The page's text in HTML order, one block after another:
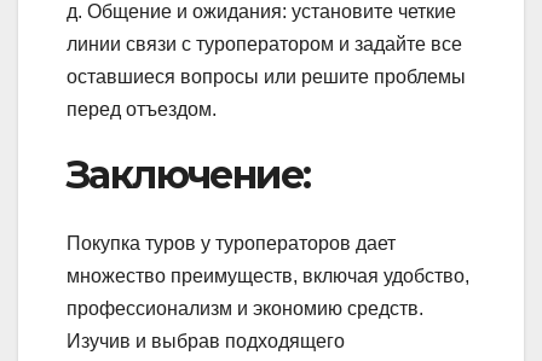
д. Общение и ожидания: установите четкие
линии связи с туроператором и задайте все
оставшиеся вопросы или решите проблемы
перед отъездом.
Заключение:
Покупка туров у туроператоров дает
множество преимуществ, включая удобство,
профессионализм и экономию средств.
Изучив и выбрав подходящего